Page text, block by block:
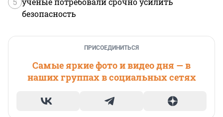
безопасность
ПРИСОЕДИНИТЬСЯ
Самые яркие фото и видео дня — в
наших группах в социальных сетях